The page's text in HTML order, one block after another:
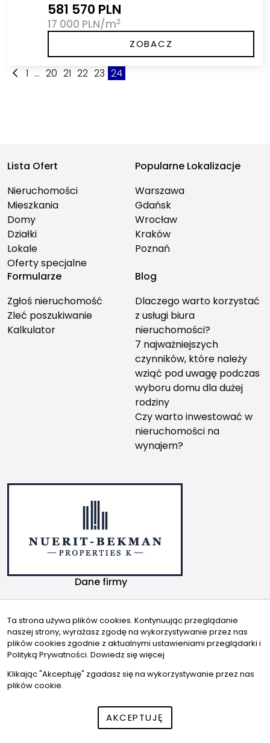
581 570 PLN
17 000 PLN/m2
ZOBACZ
1 ... 20 21 22 23 24
Lista Ofert
Nieruchomości
Mieszkania
Domy
Działki
Lokale
Oferty specjalne
Popularne Lokalizacje
Warszawa
Gdańsk
Wrocław
Kraków
Poznań
Formularze
Zgłoś nieruchomość
Zleć poszukiwanie
Kalkulator
Blog
Dlaczego warto korzystać
z usługi biura
nieruchomości?
7 najważniejszych
czynników, które należy
wziąć pod uwagę podczas
wyboru domu dla dużej
rodziny
Czy warto inwestować w
nieruchomości na
wynajem?
Dane firmy
ul. Grzybowska 5A
00-132 Warszawa
Kontakt
info@nuerit-bekman.pl
Znajdziesz nas tu
© 2026 Wszystkie prawa zastrzeżone | Program dla biur
nieruchomości - asaricrm.com
Ta strona używa plików cookies. Kontynuując przeglądanie
naszej strony, wyrażasz zgodę na wykorzystywanie przez nas
plików cookies zgodnie z aktualnymi ustawieniami przeglądarki i
Polityką Prywatności. Dowiedz się więcej
Klikając "Akceptuję" zgadasz się na wykorzystywanie przez nas
plików cookie.
AKCEPTUJĘ